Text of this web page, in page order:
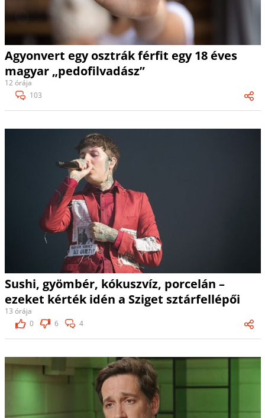
Agyonvert egy osztrák férfit egy 18 éves
magyar „pedofilvadász”
12 órája
103
Sushi, gyömbér, kókuszvíz, porcelán –
ezeket kérték idén a Sziget sztárfellépői
13 órája
0
6 4